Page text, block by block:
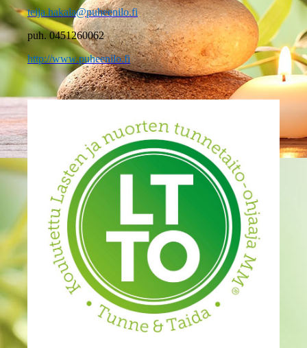
teija.hakala@puheenilo.fi
puh. 0451260062
http://www.puheenilo.fi